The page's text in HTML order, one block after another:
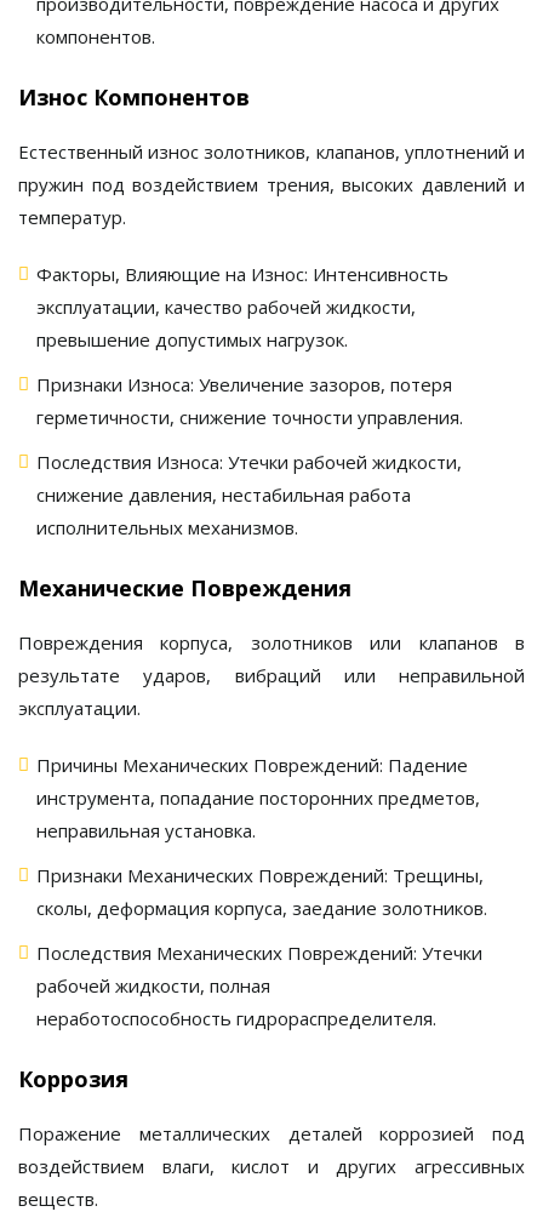
компонентов.
Износ Компонентов
Естественный износ золотников, клапанов, уплотнений и
пружин под воздействием трения, высоких давлений и
температур.
Факторы, Влияющие на Износ: Интенсивность
эксплуатации, качество рабочей жидкости,
превышение допустимых нагрузок.
Признаки Износа: Увеличение зазоров, потеря
герметичности, снижение точности управления.
Последствия Износа: Утечки рабочей жидкости,
снижение давления, нестабильная работа
исполнительных механизмов.
Механические Повреждения
Повреждения корпуса, золотников или клапанов в
результате ударов, вибраций или неправильной
эксплуатации.
Причины Механических Повреждений: Падение
инструмента, попадание посторонних предметов,
неправильная установка.
Признаки Механических Повреждений: Трещины,
сколы, деформация корпуса, заедание золотников.
Последствия Механических Повреждений: Утечки
рабочей жидкости, полная
неработоспособность гидрораспределителя.
Коррозия
Поражение металлических деталей коррозией под
воздействием влаги, кислот и других агрессивных
веществ.